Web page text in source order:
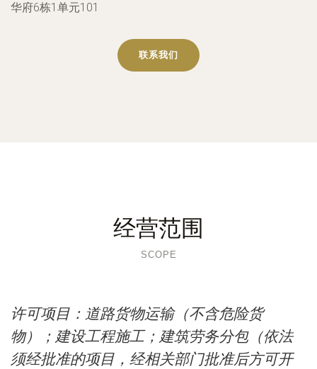
华府6栋1单元101
联系我们
经营范围
SCOPE
许可项目：道路货物运输（不含危险货
物）；建设工程施工；建筑劳务分包（依法
须经批准的项目，经相关部门批准后方可开